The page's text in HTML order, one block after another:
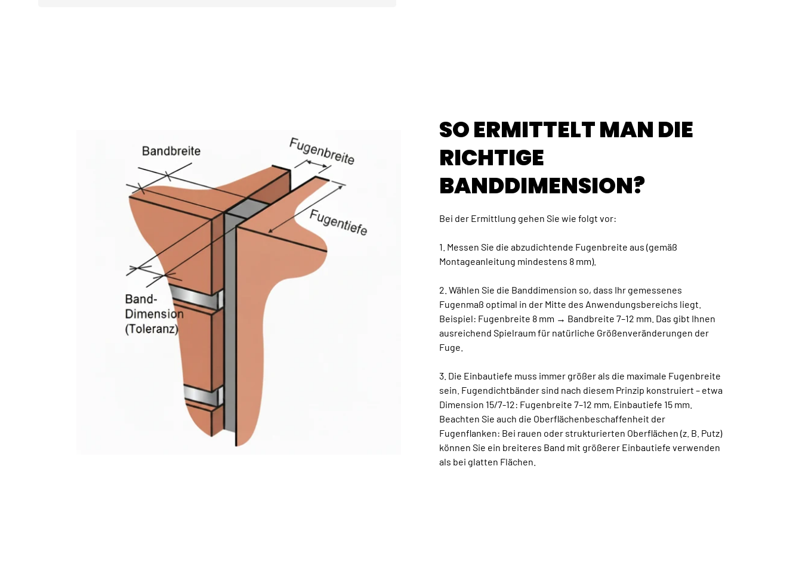
SO ERMITTELT MAN DIE
RICHTIGE
BANDDIMENSION?
Bei der Ermittlung gehen Sie wie folgt vor:
1. Messen Sie die abzudichtende Fugenbreite aus (gemäß
Montageanleitung mindestens 8 mm).
2. Wählen Sie die Banddimension so, dass Ihr gemessenes
Fugenmaß optimal in der Mitte des Anwendungsbereichs liegt.
Beispiel: Fugenbreite 8 mm → Bandbreite 7–12 mm. Das gibt Ihnen
ausreichend Spielraum für natürliche Größenveränderungen der
Fuge.
3. Die Einbautiefe muss immer größer als die maximale Fugenbreite
sein. Fugendichtbänder sind nach diesem Prinzip konstruiert – etwa
Dimension 15/7-12: Fugenbreite 7–12 mm, Einbautiefe 15 mm.
Beachten Sie auch die Oberflächenbeschaffenheit der
Fugenflanken: Bei rauen oder strukturierten Oberflächen (z. B. Putz)
können Sie ein breiteres Band mit größerer Einbautiefe verwenden
als bei glatten Flächen.